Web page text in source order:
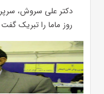
دکتر علی سروش،
روز ماما را تبریک گفت